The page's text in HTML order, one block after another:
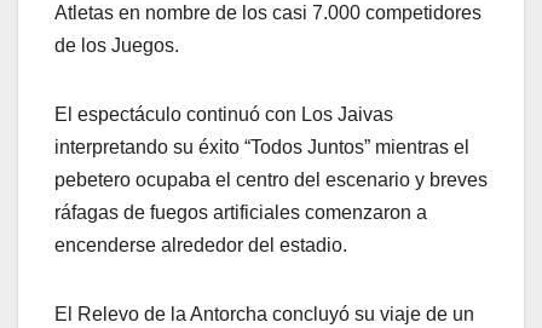
Atletas en nombre de los casi 7.000 competidores
de los Juegos.
El espectáculo continuó con Los Jaivas
interpretando su éxito “Todos Juntos” mientras el
pebetero ocupaba el centro del escenario y breves
ráfagas de fuegos artificiales comenzaron a
encenderse alrededor del estadio.
El Relevo de la Antorcha concluyó su viaje de un